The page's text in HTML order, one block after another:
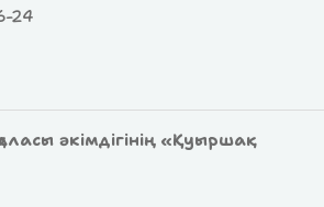
24
әкімдігінің «Қуыршақ